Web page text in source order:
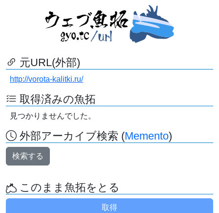
元URL(外部)
http://vorota-kalitki.ru/
取得済みの魚拓
見つかりませんでした。
外部アーカイブ検索 (Memento)
検索する
このまま魚拓をとる